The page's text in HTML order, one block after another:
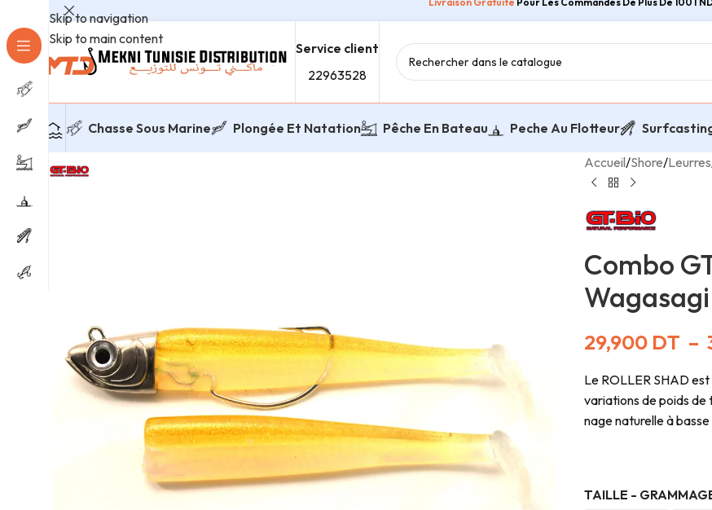
Skip to navigation
Skip to main content
Service client
22963528
Chasse Sous Marine Plongée Et Natation Pêche En Bateau Peche Au Flotteur
Accueil/Shore/Leurres
Combo
Wagasagi
29,900 DT –
Le ROLLER SHAD
variations de poids
nage naturelle à
TAILLE -